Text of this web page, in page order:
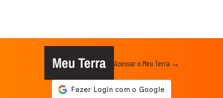
Meu Terra Acessar o Meu Terra →